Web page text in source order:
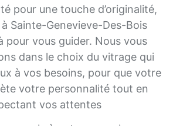
pour une touche d’originalité,
Sainte-Genevieve-Des-Bois
pour vous guider. Nous vous
dans le choix du vitrage qui
à vos besoins, pour que votre
votre personnalité tout en
vos attentes